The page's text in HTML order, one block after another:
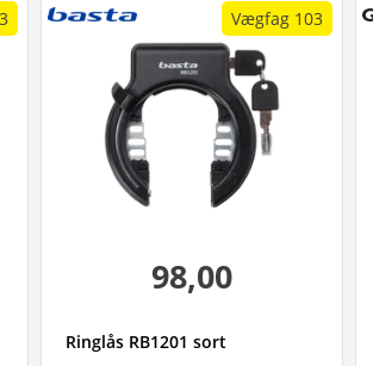
Vægfag 103
98,00
Ringlås RB1201 sort